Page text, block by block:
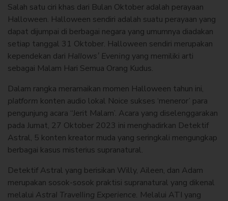
Salah satu ciri khas dari Bulan Oktober adalah perayaan
Halloween. Halloween sendiri adalah suatu perayaan yang
dapat dijumpai di berbagai negara yang umumnya diadakan
setiap tanggal 31 Oktober. Halloween sendiri merupakan
kependekan dari Hallows’ Evening yang memiliki arti
sebagai Malam Hari Semua Orang Kudus.
Dalam rangka meramaikan momen Halloween tahun ini,
platform konten audio lokal Noice sukses ‘meneror’ para
pengunjung acara ‘‘Jerit Malam’. Acara yang diselenggarakan
pada Jumat, 27 Oktober 2023 ini menghadirkan Detektif
Astral, 5 konten kreator muda yang seringkali mengungkap
berbagai kasus misterius supranatural.
Detektif Astral yang berisikan Willy, Aileen, dan Adam
merupakan sosok-sosok praktisi supranatural yang dikenal
melalui Astral Travelling Experience. Melalui ATI yang